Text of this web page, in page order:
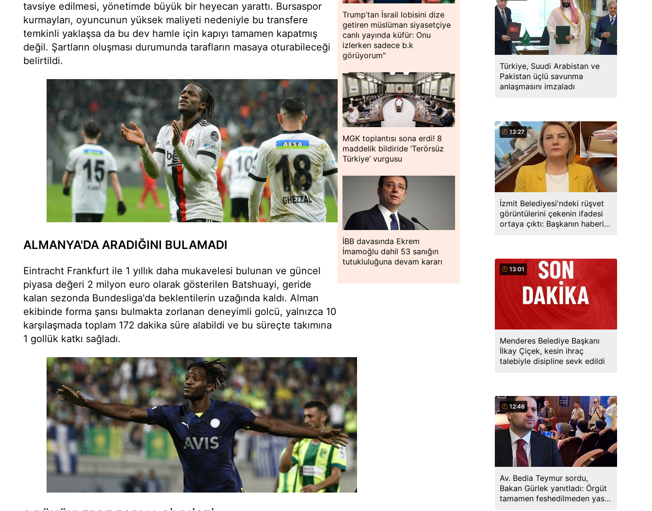
tavsiye edilmesi, yönetimde büyük bir heyecan yarattı. Bursaspor
kurmayları, oyuncunun yüksek maliyeti nedeniyle bu transfere
temkinli yaklaşsa da bu dev hamle için kapıyı tamamen kapatmış
değil. Şartların oluşması durumunda tarafların masaya oturabileceği
belirtildi.
ALMANYA'DA ARADIĞINI BULAMADI
Eintracht Frankfurt ile 1 yıllık daha mukavelesi bulunan ve güncel
piyasa değeri 2 milyon euro olarak gösterilen Batshuayi, geride
kalan sezonda Bundesliga'da beklentilerin uzağında kaldı. Alman
ekibinde forma şansı bulmakta zorlanan deneyimli golcü, yalnızca 10
karşılaşmada toplam 172 dakika süre alabildi ve bu süreçte takımına
1 gollük katkı sağladı.
Trump’tan İsrail lobisini dize
getiren müslüman siyasetçiye
canlı yayında küfür: Onu
izlerken sadece b.k
görüyorum"
MGK toplantısı sona erdi! 8
maddelik bildiride ‘Terörsüz
Türkiye’ vurgusu
İBB davasında Ekrem
İmamoğlu dahil 53 sanığın
tutukluluğuna devam kararı
Türkiye, Suudi Arabistan ve
Pakistan üçlü savunma
anlaşmasını imzaladı
13:27
İzmit Belediyesi'ndeki rüşvet
görüntülerini çekenin ifadesi
ortaya çıktı: Başkanın haberi
13:01
Menderes Belediye Başkanı
İlkay Çiçek, kesin ihraç
talebiyle disipline sevk edildi
12:46
Av. Bedia Teymur sordu,
Bakan Gürlek yanıtladı: Örgüt
tamamen feshedilmeden yasa